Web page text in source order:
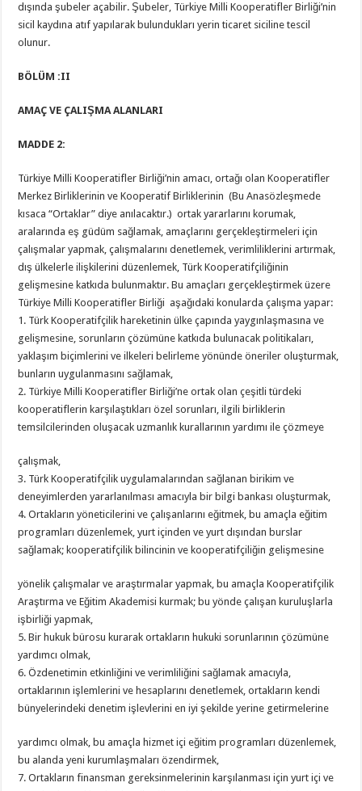
dışında şubeler açabilir. Şubeler, Türkiye Milli Kooperatifler Birliği’nin
sicil kaydına atıf yapılarak bulundukları yerin ticaret siciline tescil
olunur.
BÖLÜM :II
AMAÇ VE ÇALIŞMA ALANLARI
MADDE 2:
Türkiye Milli Kooperatifler Birliği’nin amacı, ortağı olan Kooperatifler
Merkez Birliklerinin ve Kooperatif Birliklerinin (Bu Anasözleşmede
kısaca “Ortaklar” diye anılacaktır.) ortak yararlarını korumak,
aralarında eş güdüm sağlamak, amaçlarını gerçekleştirmeleri için
çalışmalar yapmak, çalışmalarını denetlemek, verimliliklerini artırmak,
dış ülkelerle ilişkilerini düzenlemek, Türk Kooperatifçiliğinin
gelişmesine katkıda bulunmaktır. Bu amaçları gerçekleştirmek üzere
Türkiye Milli Kooperatifler Birliği aşağıdaki konularda çalışma yapar:
1. Türk Kooperatifçilik hareketinin ülke çapında yaygınlaşmasına ve
gelişmesine, sorunların çözümüne katkıda bulunacak politikaları,
yaklaşım biçimlerini ve ilkeleri belirleme yönünde öneriler oluşturmak,
bunların uygulanmasını sağlamak,
2. Türkiye Milli Kooperatifler Birliği’ne ortak olan çeşitli türdeki
kooperatiflerin karşılaştıkları özel sorunları, ilgili birliklerin
temsilcilerinden oluşacak uzmanlık kurallarının yardımı ile çözmeye
çalışmak,
3. Türk Kooperatifçilik uygulamalarından sağlanan birikim ve
deneyimlerden yararlanılması amacıyla bir bilgi bankası oluşturmak,
4. Ortakların yöneticilerini ve çalışanlarını eğitmek, bu amaçla eğitim
programları düzenlemek, yurt içinden ve yurt dışından burslar
sağlamak; kooperatifçilik bilincinin ve kooperatifçiliğin gelişmesine
yönelik çalışmalar ve araştırmalar yapmak, bu amaçla Kooperatifçilik
Araştırma ve Eğitim Akademisi kurmak; bu yönde çalışan kuruluşlarla
işbirliği yapmak,
5. Bir hukuk bürosu kurarak ortakların hukuki sorunlarının çözümüne
yardımcı olmak,
6. Özdenetimin etkinliğini ve verimliliğini sağlamak amacıyla,
ortaklarının işlemlerini ve hesaplarını denetlemek, ortakların kendi
bünyelerindeki denetim işlevlerini en iyi şekilde yerine getirmelerine
yardımcı olmak, bu amaçla hizmet içi eğitim programları düzenlemek,
bu alanda yeni kurumlaşmaları özendirmek,
7. Ortakların finansman gereksinmelerinin karşılanması için yurt içi ve